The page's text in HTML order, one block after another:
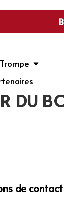
DU
de contact